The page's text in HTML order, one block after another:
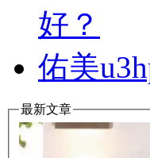
好？
佑美
最新文章